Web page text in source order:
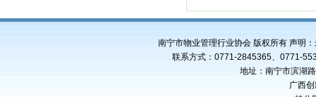
南宁市物业管理行业协会 版权所有 声明
联系方式：0771-2845365、0771-
地址：南宁市滨湖
广西